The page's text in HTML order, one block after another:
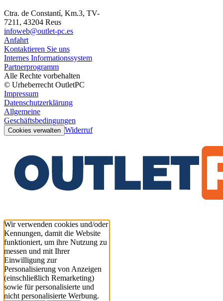
Ctra. de Constantí, Km.3, TV-
7211, 43204 Reus
infoweb@outlet-pc.es
Anfahrt
Kontaktieren Sie uns
Internes Informationssystem
Partnerprogramm
Alle Rechte vorbehalten
© Urheberrecht OutletPC
Impressum
Datenschutzerklärung
Allgemeine
Geschäftsbedingungen
Cookies verwalten Widerruf
Wir verwenden cookies und/oder
Kennungen, damit die Website
funktioniert, um ihre Nutzung zu
messen und mit Ihrer
Einwilligung zur
Personalisierung von Anzeigen
(einschließlich Remarketing)
sowie für personalisierte und
nicht personalisierte Werbung.